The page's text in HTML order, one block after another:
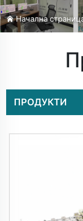
Начална
ПРОДУКТИ